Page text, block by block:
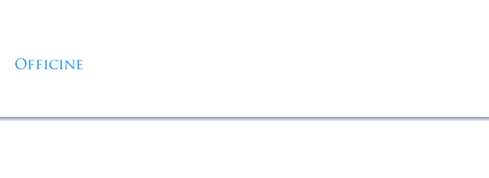
▼
Officine